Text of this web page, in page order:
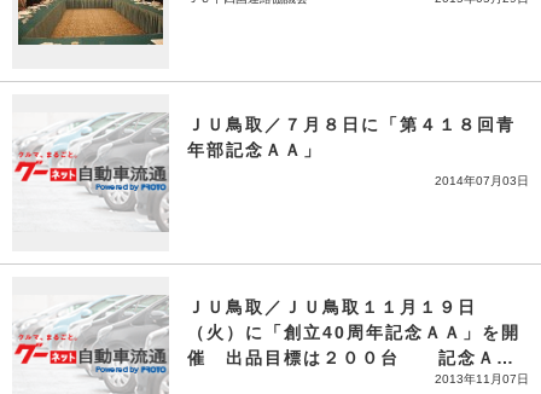
ＪＵ鳥取／７月８日に「第４１８回青
年部記念ＡＡ」
2014年07月03日
ＪＵ鳥取／ＪＵ鳥取１１月１９日
（火）に「創立40周年記念ＡＡ」を開
催 出品目標は２００台 記念ＡＡ
では「懸賞付き車」「落札ラッキー賞
2013年11月07日